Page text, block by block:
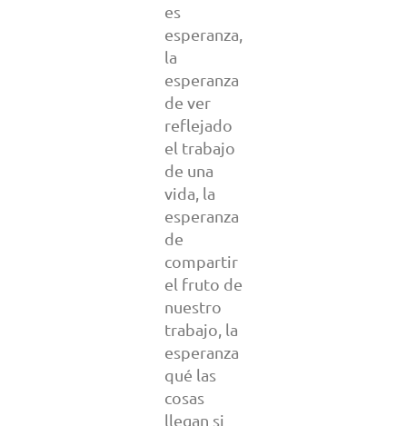
es
esperanza,
la
esperanza
de ver
reflejado
el trabajo
de una
vida, la
esperanza
de
compartir
el fruto de
nuestro
trabajo, la
esperanza
qué las
cosas
llegan si